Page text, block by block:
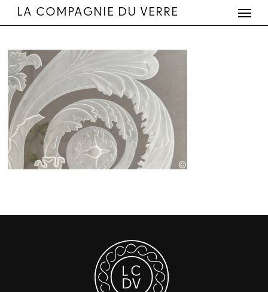
content
LA COMPAGNIE DU VERRE